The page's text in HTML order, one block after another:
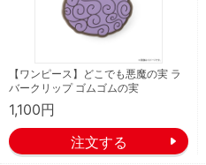
【ワンピース】どこでも悪魔の実 ラ
バークリップ ゴムゴムの実
1,100円